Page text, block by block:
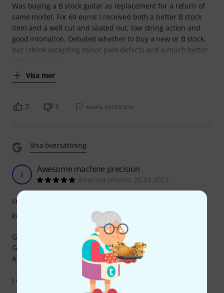
Was buying a B stock guitar as replacement for a return of
same model. For 60 euros I received both a better B stock
item and a well cut and seated nut, low string action and
good intonation. Debated whether to buy a new or B stock,
but I think accepting minor pain defects and a much better
Visa mer
7 1 ANMÄL RECENSION
Visa översättning
I Awesome machine precision
ilikeinstruments 20.03.2022
Great material quality.
Great fit and finish with rounded edges.
At what great price.
I will have this done on every guitar from now on.
service
kvalitet